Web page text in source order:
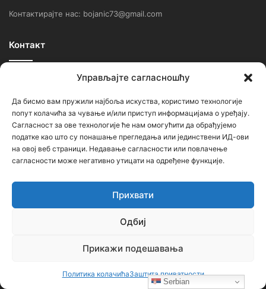
Управљајте сагласношћу
Да бисмо вам пружили најбоља искуства, користимо технологије
попут колачића за чување и/или приступ информацијама о уређају.
Сагласност за ове технологије ће нам омогућити да обрађујемо
податке као што су понашање прегледања или јединствени ИД-ови
на овој веб страници. Недавање сагласности или повлачење
сагласности може негативно утицати на одређене функције.
Прихвати
Одбиј
Прикажи подешавања
Политика колачићаЗаштита приватности
Контактирајте нас: bojanic73@gmail.com
Контакт
Ђорђе Бојанић, проф. историје – главни уредник
Седиште: Србија, 18000, Ниш
Контакт: тел. +381 652061021
редакција –bojanic73@gmail.com
администратор – bojanic73@gmail.com
…
Сајт није под финансијским, политичким и идеолошким
утицајем ни једне политичке опције или организације. Сајт није
Serbian